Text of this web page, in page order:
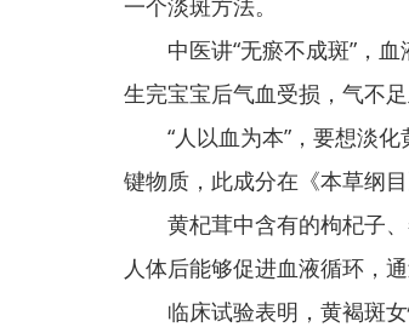
一个淡斑方法。
中医讲“无瘀不成斑”，血
生完宝宝后气血受损，气不
“人以血为本”，要想淡化
键物质，此成分在《本草纲
黄杞茸中含有的枸杞子、
人体后能够促进血液循环，
临床试验表明，黄褐斑女